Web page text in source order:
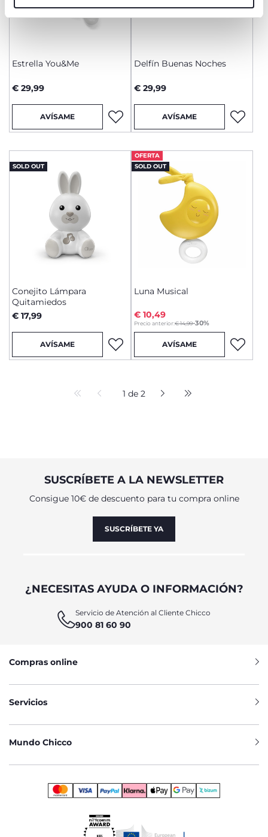
Estrella You&Me
€ 29,99
AVÍSAME
Delfín Buenas Noches
€ 29,99
AVÍSAME
SOLD OUT
Conejito Lámpara
Quitamiedos
€ 17,99
AVÍSAME
OFERTA
SOLD OUT
Luna Musical
Precio anterior:€ 14,99-30%
to
€ 10,49
AVÍSAME
1 de 2
SUSCRÍBETE A LA NEWSLETTER
Consigue 10€ de descuento para tu compra online
SUSCRÍBETE YA
¿NECESITAS AYUDA O INFORMACIÓN?
Servicio de Atención al Cliente Chicco
900 81 60 90
Compras online
Servicios
Mundo Chicco